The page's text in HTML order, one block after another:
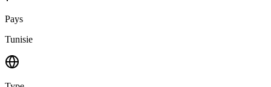
Pays
Tunisie